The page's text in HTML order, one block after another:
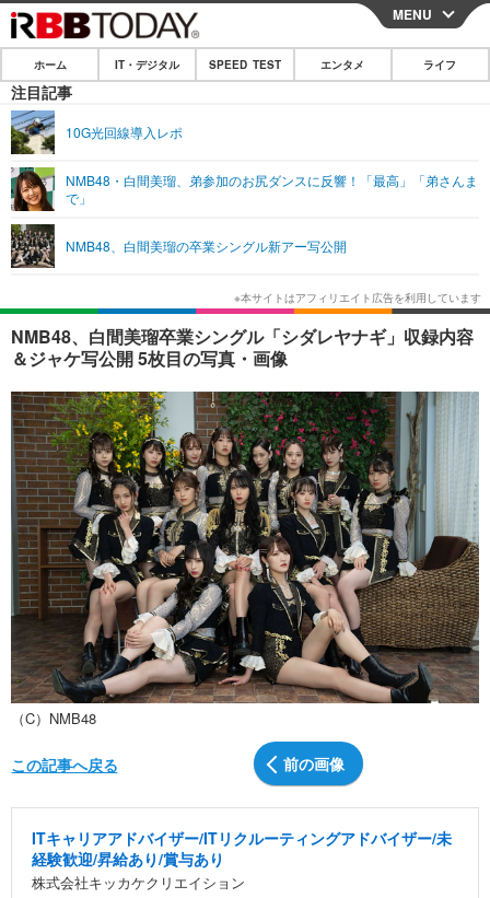
CLOSE
ホーム
IT・デジタル
ショッピング
SPEED TEST
エンタメ
エンタメTOP 映画・ドラマ
韓国・芸能
音楽 スポーツ
ショッピング その他
ライフ
ライフTOP グルメ
ペット ショッピング
その他
リリース一覧
プッシュ通知の停止方法
MENU
ホーム IT・デジタル SPEED TEST エンタメ ライフ
注目記事
10G光回線導入レポ
NMB48・白間美瑠、弟参加のお尻ダンスに反響！「最高」「弟さんま
で」
NMB48、白間美瑠の卒業シングル新アー写公開
NMB48、白間美瑠卒業シングル「シダレヤナギ」収録内容
＆ジャケ写公開 5枚目の写真・画像
（C）NMB48
前の画像
この記事へ戻る
ITキャリアアドバイザー/ITリクルーティングアドバイザー/未
経験歓迎/昇給あり/賞与あり
株式会社キッカケクリエイション